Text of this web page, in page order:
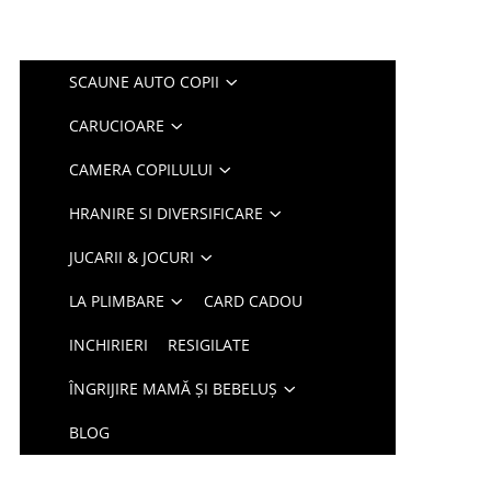
SCAUNE AUTO COPII
CARUCIOARE
CAMERA COPILULUI
HRANIRE SI DIVERSIFICARE
JUCARII & JOCURI
LA PLIMBARE CARD CADOU
INCHIRIERI RESIGILATE
ÎNGRIJIRE MAMĂ ȘI BEBELUȘ
BLOG